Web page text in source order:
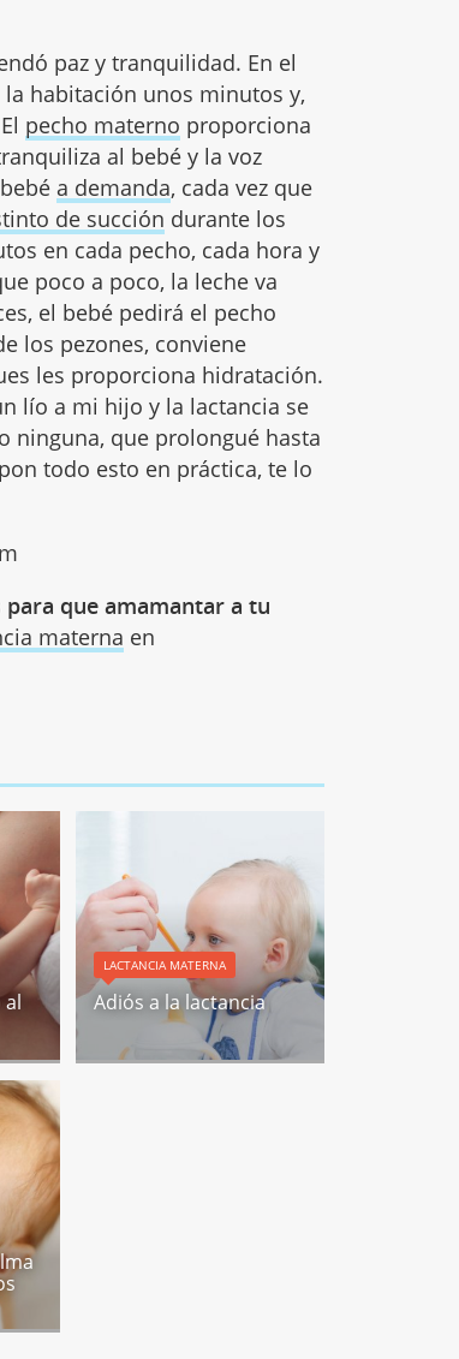
paz y tranquilidad. En el
habitación unos minutos y,
pecho materno proporciona
al bebé y la voz
a demanda, cada vez que
de succión durante los
en cada pecho, cada hora y
poco a poco, la leche va
el bebé pedirá el pecho
los pezones, conviene
les proporciona hidratación.
lío a mi hijo y la lactancia se
ninguna, que prolongué hasta
todo esto en práctica, te lo
para que amamantar a tu
materna en
al
LACTANCIA MATERNA
Adiós a la lactancia